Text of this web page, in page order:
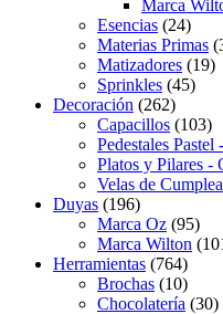
Marca
Esencias (24)
Materias Primas
Matizadores (19)
Sprinkles (45)
Decoración (262)
Capacillos (103)
Pedestales Pastel
Platos y Pilares -
Velas de
Duyas (196)
Marca Oz (95)
Marca Wilton
Herramientas (764)
Brochas (10)
Chocolatería (30)